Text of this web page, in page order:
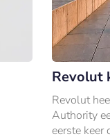
Revolut
Revolut
Authority
eerste keer